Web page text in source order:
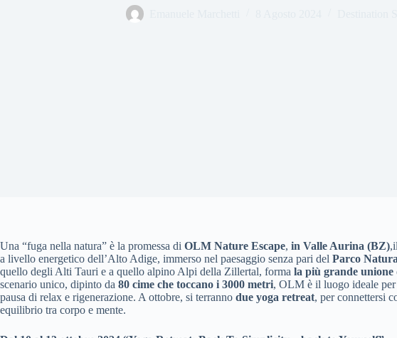
Una “fuga nella natura” è la promessa di OLM Nature Escape, in Valle Aurina (BZ)
a livello energetico dell’Alto Adige, immerso nel paesaggio senza pari del Parco
quello degli Alti Tauri e a quello alpino Alpi della Zillertal, forma la più grande unione
scenario unico, dipinto da 80 cime che toccano i 3000 metri, OLM è il luogo ideale per
pausa di relax e rigenerazione. A ottobre, si terranno due yoga retreat, per connettersi
equilibrio tra corpo e mente.